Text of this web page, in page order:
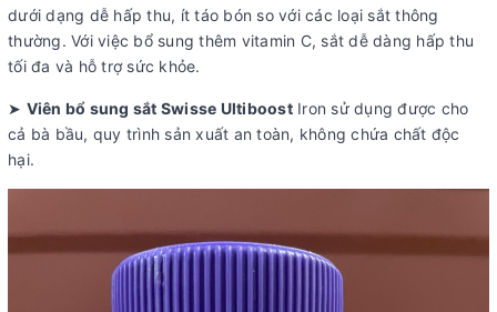
dưới dạng dễ hấp thu, ít táo bón so với các loại sắt thông
thường. Với việc bổ sung thêm vitamin C, sắt dễ dàng hấp thu
tối đa và hỗ trợ sức khỏe.
➤ Viên bổ sung sắt Swisse UltiboostIron sử dụng được cho
cả bà bầu, quy trình sản xuất an toàn, không chứa chất độc
hại.